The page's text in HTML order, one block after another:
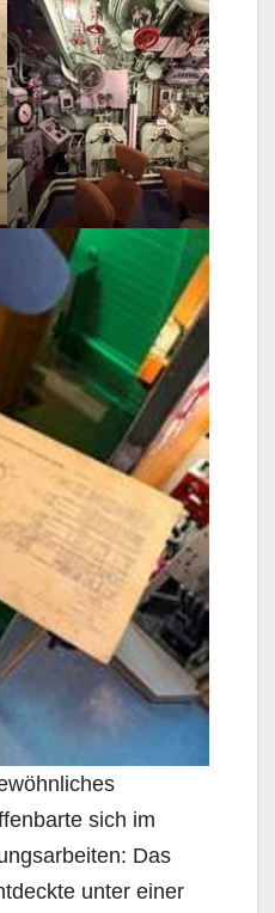
sich im
Das
unter einer